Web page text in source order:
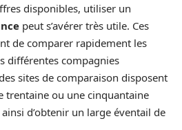
disponibles, utiliser un
peut s’avérer très utile. Ces
de comparer rapidement les
différentes compagnies
sites de comparaison disposent
trentaine ou une cinquantaine
d’obtenir un large éventail de